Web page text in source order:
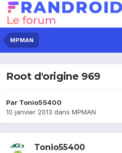
MPMAN
Root d'origine 969
Par Tonio55400
10 janvier 2013 dans MPMAN
Tonio55400